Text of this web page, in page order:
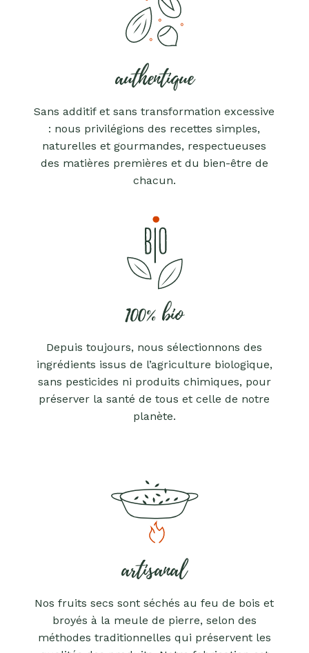
authentique
Sans additif et sans transformation excessive
: nous privilégions des recettes simples,
naturelles et gourmandes, respectueuses
des matières premières et du bien-être de
chacun.
100% bio
Depuis toujours, nous sélectionnons des
ingrédients issus de l’agriculture biologique,
sans pesticides ni produits chimiques, pour
préserver la santé de tous et celle de notre
planète.
artisanal
Nos fruits secs sont séchés au feu de bois et
broyés à la meule de pierre, selon des
méthodes traditionnelles qui préservent les